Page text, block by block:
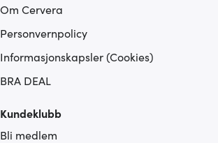
Om Cervera
Personvernpolicy
Informasjonskapsler (Cookies)
BRA DEAL
Kundeklubb
Bli medlem